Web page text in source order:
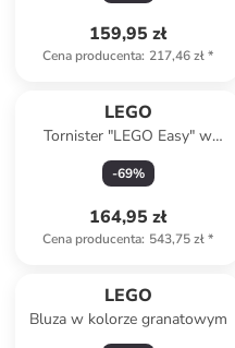
159,95 zł
Cena producenta: 217,46 zł*
LEGO
Tornister "LEGO Easy" w
kolorze czarno-czerwonym -
39 x 29 x 22 cm
-69%
164,95 zł
Cena producenta: 543,75 zł*
LEGO
Bluza w kolorze granatowym